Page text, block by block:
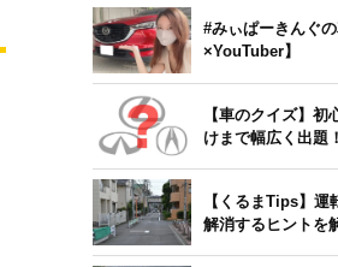
#みぃぱーきんぐ
×YouTuber】
【車のクイズ】初
けまで幅広く出題！
【くるまTips】運
解消するヒントを